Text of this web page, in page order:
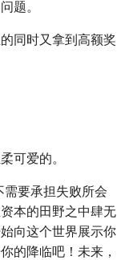
题。
同时又拿到高额奖
可爱的。
需要承担失败所会
本的田野之中肆无
向这个世界展示你
的降临吧！未来，